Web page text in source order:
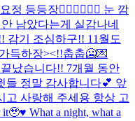
정 등등장🧚🏻‍♀️🧚🏻‍♀️ 눈 깜
남았다는게 실감나네
감기 조심하구!! 11월도
득하장><!!춥춥🥶💌
났습니다!! 7개월 동안
들 정말 감사합니다💕 앞
고 사랑해 주세용 항상 고
it🥹♥️ What a night, what a